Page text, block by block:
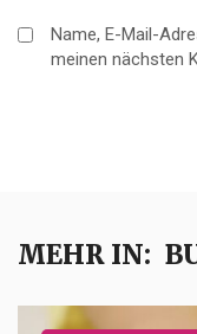
Name, E-Mail-
meinen nächsten
MEHR IN: